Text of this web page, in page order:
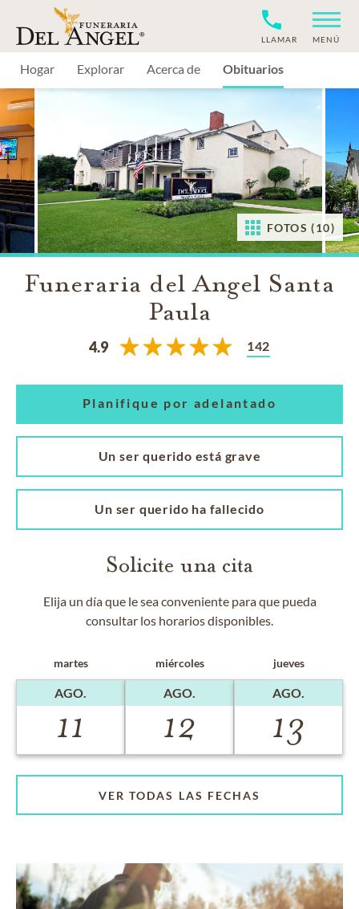
MENÚ
LLAMAR
Hogar Explorar Acerca de Obituarios
FOTOS (10)
Funeraria del Angel Santa
Paula
4.9 142
Planifique por adelantado
Un ser querido está grave
Un ser querido ha fallecido
Solicite una cita
Elija un día que le sea conveniente para que pueda
consultar los horarios disponibles.
martes
AGO.
11
miércoles
AGO.
12
jueves
AGO.
13
VER TODAS LAS FECHAS